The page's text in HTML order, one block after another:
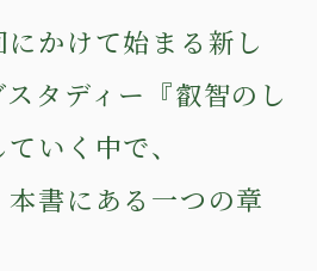
かけて始まる新し
タディー『叡智のし
いく中で、
書にある一つの章